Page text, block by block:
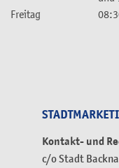
Freitag
Kontakt- und
c/o Stadt